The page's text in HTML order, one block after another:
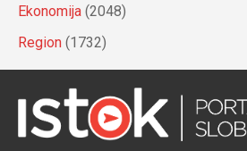
Ekonomija (2048)
Region (1732)